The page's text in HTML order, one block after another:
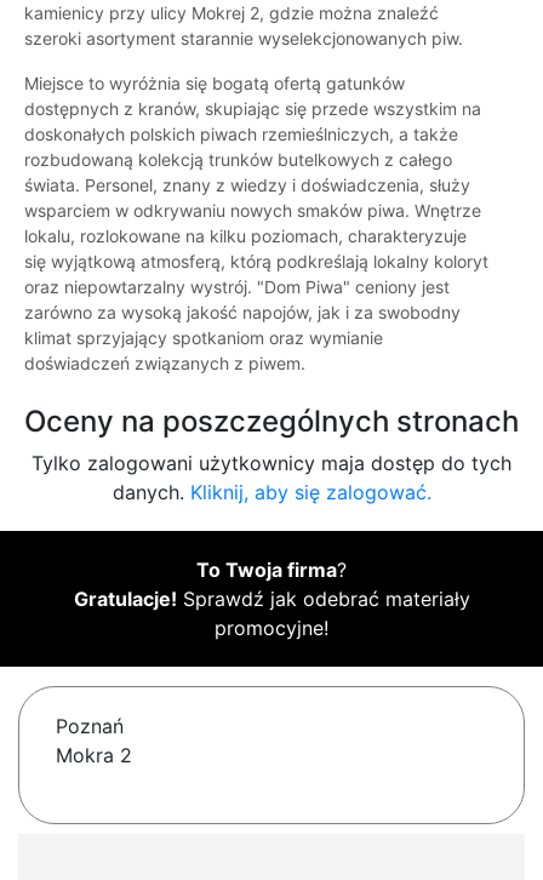
kamienicy przy ulicy Mokrej 2, gdzie można znaleźć
szeroki asortyment starannie wyselekcjonowanych piw.
Miejsce to wyróżnia się bogatą ofertą gatunków
dostępnych z kranów, skupiając się przede wszystkim na
doskonałych polskich piwach rzemieślniczych, a także
rozbudowaną kolekcją trunków butelkowych z całego
świata. Personel, znany z wiedzy i doświadczenia, służy
wsparciem w odkrywaniu nowych smaków piwa. Wnętrze
lokalu, rozlokowane na kilku poziomach, charakteryzuje
się wyjątkową atmosferą, którą podkreślają lokalny koloryt
oraz niepowtarzalny wystrój. "Dom Piwa" ceniony jest
zarówno za wysoką jakość napojów, jak i za swobodny
klimat sprzyjający spotkaniom oraz wymianie
doświadczeń związanych z piwem.
Oceny na poszczególnych stronach
Tylko zalogowani użytkownicy maja dostęp do tych
danych. Kliknij, aby się zalogować.
To Twoja firma?
Gratulacje! Sprawdź jak odebrać materiały
promocyjne!
Poznań
Mokra 2